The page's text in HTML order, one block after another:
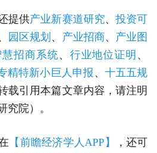
提供产业新赛道研究、投资可
园区规划 、 产业招商、 产业图
慧招商系统、 行业地位证明 、
精特新小巨人申报 、 十五五规
载引用本篇文章内容，请注明
究院）。
【前瞻经济学人APP】
，还可